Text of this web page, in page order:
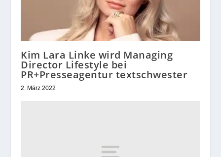
Kim Lara Linke wird Managing
Director Lifestyle bei
PR+Presseagentur textschwester
2. März 2022